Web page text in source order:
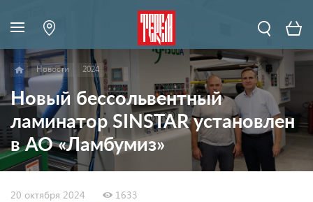
Новости 2024
Новый бессольвентный
ламинатор SINSTAR установлен
в АО «Ламбумиз»
20 октября 2024 1633